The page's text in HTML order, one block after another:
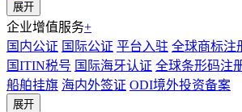
展开
企业增值服务+
国内公证 国际公证 平台入驻 全球商标注
国ITIN税号 国际海牙认证 全球条形码注
船舶挂旗 海内外签证 ODI境外投资备案
展开